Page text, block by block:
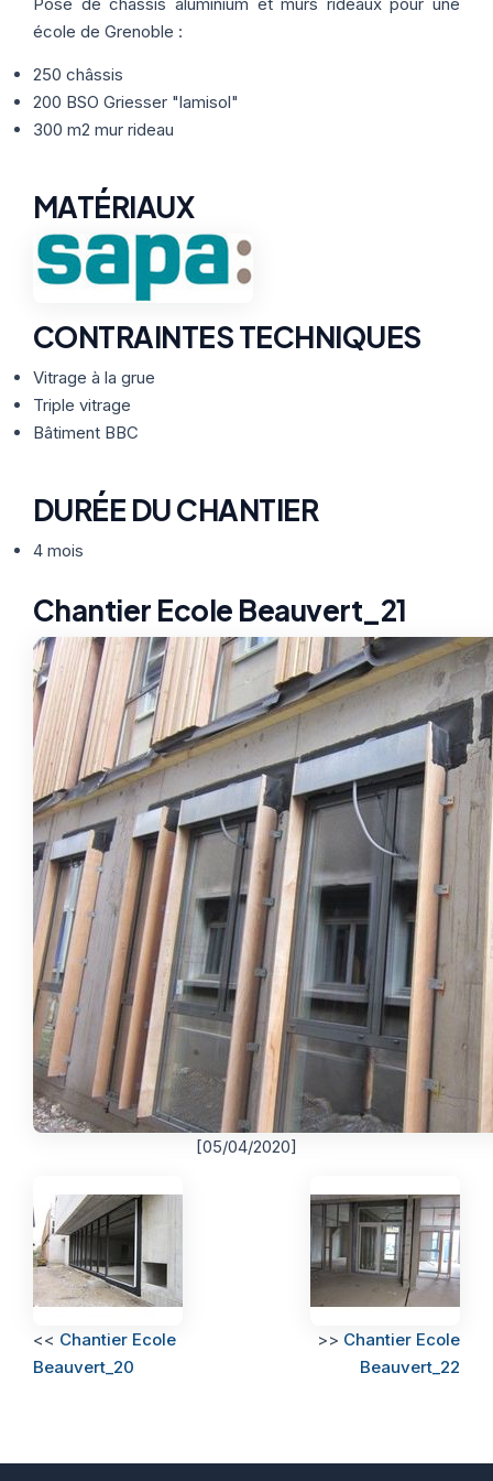
Nos Formules ACTUALITÉS
CONTACT
école de Grenoble :
250 châssis
200 BSO Griesser "lamisol"
300 m2 mur rideau
MATÉRIAUX
CONTRAINTES TECHNIQUES
Vitrage à la grue
Triple vitrage
Bâtiment BBC
DURÉE DU CHANTIER
4 mois
Chantier Ecole Beauvert_21
[05/04/2020]
<< Chantier Ecole
Beauvert_20
>> Chantier Ecole
Beauvert_22